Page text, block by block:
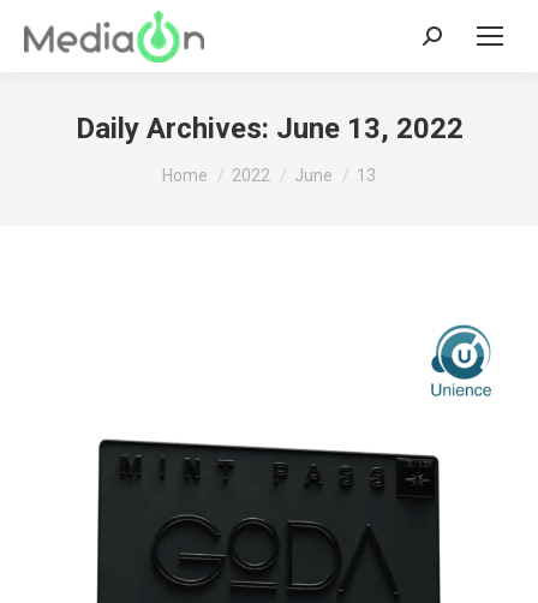
Search:
Daily Archives: June 13, 2022
You are here:
Home 2022 June 13